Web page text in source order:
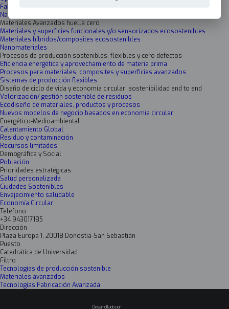
Fabricación Aditiva
Nanotecnología
Materiales Avanzados huella cero
Materiales y superficies funcionales y/o sensorizados ecosostenibles
Materiales híbridos/composites ecosostenibles
Nanomateriales
Procesos de producción sostenibles, flexibles y cero defectos
Eficiencia energética y aprovechamiento de materia prima
Procesos para materiales, composites y superficies avanzados
Sistemas de producción flexibles
Diseño de ciclo de vida y economía circular: sostenibilidad end to end
Valorización/ gestión sostenible de residuos
Ecodiseño de materiales, productos y procesos
Nuevos modelos de negocio basados en economía circular
Energético-Medioambiental
Calentamiento Global
Residuo y contaminación
Recursos limitados
Demográfica y Social
Población
Prioridades estratégicas
Salud personalizada
Ciudades Sostenibles
Envejecimiento saludable
Economía Circular
Teléfono
+34 943017185
Dirección
Plaza Europa 1, 20018 Donostia-San Sebastián
Puesto
Catedrática de Universidad
Filtro
Tecnologías de producción sostenible
Materiales avanzados
Tecnologías Fabricación Avanzada
Desarrollado por